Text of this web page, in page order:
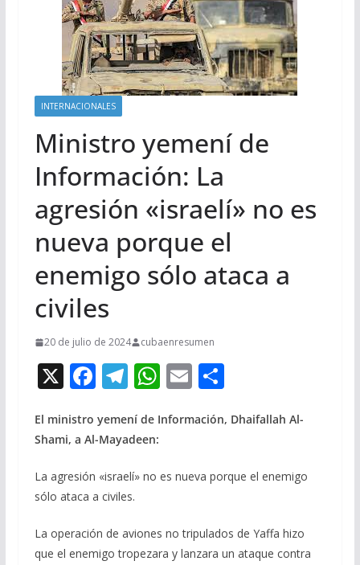
INTERNACIONALES
Ministro yemení de
Información: La
agresión «israelí» no es
nueva porque el
enemigo sólo ataca a
civiles
20 de julio de 2024 cubaenresumen
X F
e
b
o
o
k
T
e
gr
a
m
W
at
A
p
E
ai
C
m
ar
r
El ministro yemení de Información, Dhaifallah Al-
Shami, a Al-Mayadeen:
La agresión «israelí» no es nueva porque el enemigo
sólo ataca a civiles.
La operación de aviones no tripulados de Yaffa hizo
que el enemigo tropezara y lanzara un ataque contra